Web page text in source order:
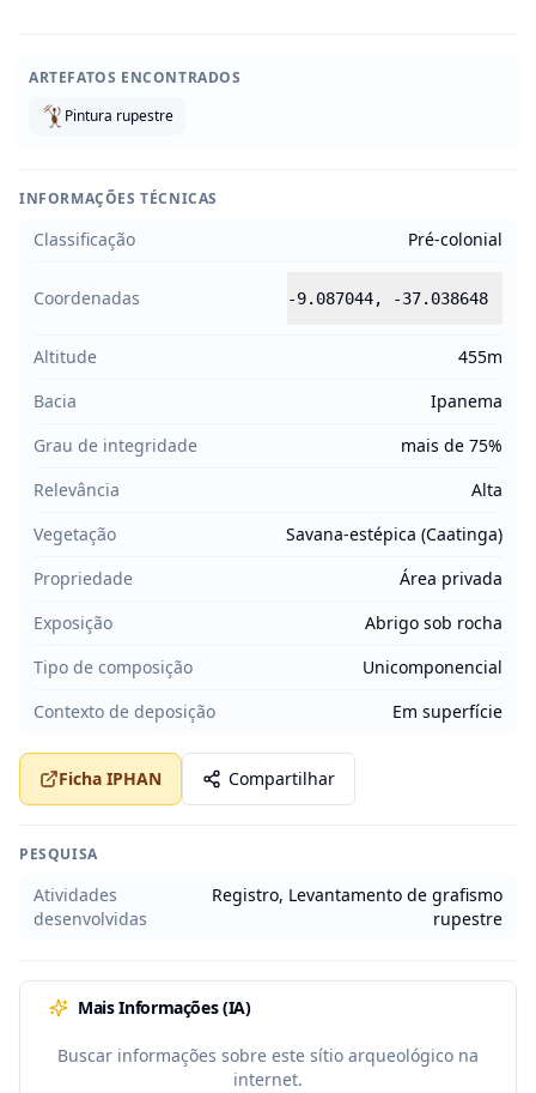
ARTEFATOS ENCONTRADOS
Pintura rupestre
INFORMAÇÕES TÉCNICAS
Classificação Pré-colonial
Coordenadas -9.087044, -37.038648
Altitude
455m
Bacia
Ipanema
Grau de integridade
mais de 75%
Relevância
Alta
Vegetação
Savana-estépica (Caatinga)
Propriedade
Área privada
Exposição
Abrigo sob rocha
Tipo de composição
Unicomponencial
Contexto de deposição
Em superfície
Ficha IPHAN Compartilhar
PESQUISA
Atividades
desenvolvidas
Registro, Levantamento de grafismo
rupestre
Mais Informações (IA)
Buscar informações sobre este sítio arqueológico na
internet.